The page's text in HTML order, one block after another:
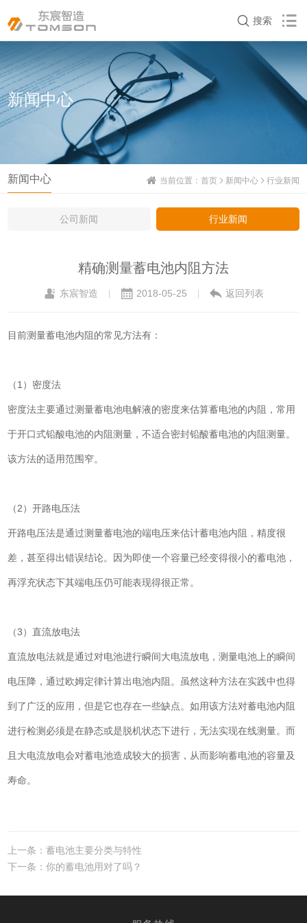
搜索
新闻中心
当前位置： 首页 新闻中心 行业新闻
新闻中心
公司新闻 行业新闻
精确测量蓄电池内阻方法
东宸智造 | 2018-05-25 | 返回列表
目前测量蓄电池内阻的常见方法有：
（1）密度法
密度法主要通过测量蓄电池电解液的密度来估算蓄电池的内阻，常用
于开口式铅酸电池的内阻测量，不适合密封铅酸蓄电池的内阻测量。
该方法的适用范围窄。
（2）开路电压法
开路电压法是通过测量蓄电池的端电压来估计蓄电池内阻，精度很
差，甚至得出错误结论。因为即使一个容量已经变得很小的蓄电池，
再浮充状态下其端电压仍可能表现得很正常。
（3）直流放电法
直流放电法就是通过对电池进行瞬间大电流放电，测量电池上的瞬间
电压降，通过欧姆定律计算出电池内阻。虽然这种方法在实践中也得
到了广泛的应用，但是它也存在一些缺点。如用该方法对蓄电池内阻
进行检测必须是在静态或是脱机状态下进行，无法实现在线测量。而
且大电流放电会对蓄电池造成较大的损害，从而影响蓄电池的容量及
寿命。
上一条：蓄电池主要分类与特性
下一条：你的蓄电池用对了吗？